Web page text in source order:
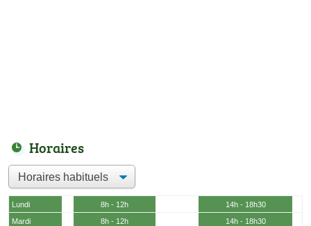
Horaires
Lundi 8h - 12h
14h - 18h30
Mardi
8h - 12h
14h - 18h30